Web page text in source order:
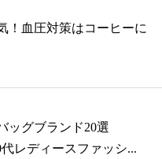
！血圧対策はコーヒーに
ッグブランド20選
代レディースファッシ...